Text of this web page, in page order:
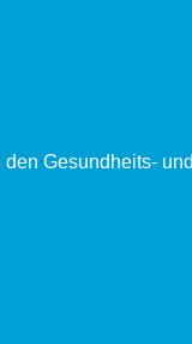
Gesundheits-